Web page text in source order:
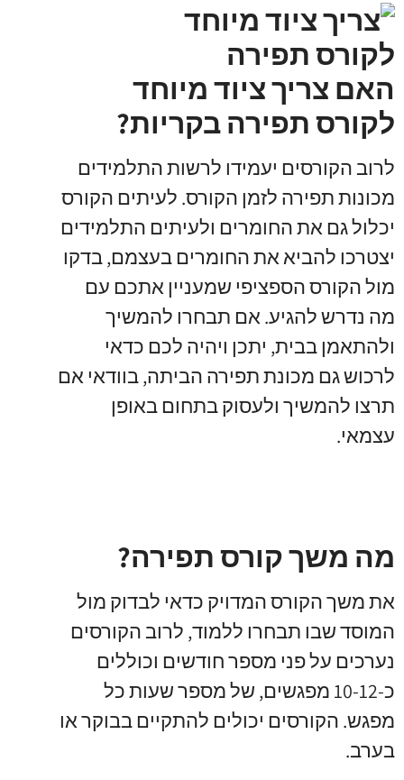
האם צריך ציוד מיוחד
לקורס תפירה בקריות?
לרוב הקורסים יעמידו לרשות התלמידים
מכונות תפירה לזמן הקורס. לעיתים הקורס
יכלול גם את החומרים ולעיתים התלמידים
יצטרכו להביא את החומרים בעצמם, בדקו
מול הקורס הספציפי שמעניין אתכם עם
מה נדרש להגיע. אם תבחרו להמשיך
ולהתאמן בבית, יתכן ויהיה לכם כדאי
לרכוש גם מכונת תפירה הביתה, בוודאי אם
תרצו להמשיך ולעסוק בתחום באופן
עצמאי.
מה משך קורס תפירה?
את משך הקורס המדויק כדאי לבדוק מול
המוסד שבו תבחרו ללמוד, לרוב הקורסים
נערכים על פני מספר חודשים וכוללים
כ-10-12 מפגשים, של מספר שעות כל
מפגש. הקורסים יכולים להתקיים בבוקר או
בערב.